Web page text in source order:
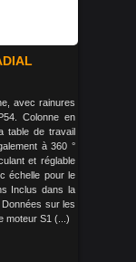
avec rainures
Colonne en
table de travail
à 360 °
et réglable
échelle pour le
Inclus dans la
sur les
moteur S1 (...)